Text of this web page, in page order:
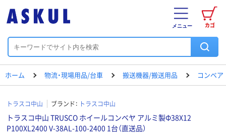
カゴ
メニュー
ホーム 物流・現場用品/台車 搬送機器/搬送用品 コンベア
トラスコ中山 ブランド： トラスコ中山
トラスコ中山 TRUSCO ホイールコンベヤ アルミ製Φ38X12
P100XL2400 V-38AL-100-2400 1台（直送品）